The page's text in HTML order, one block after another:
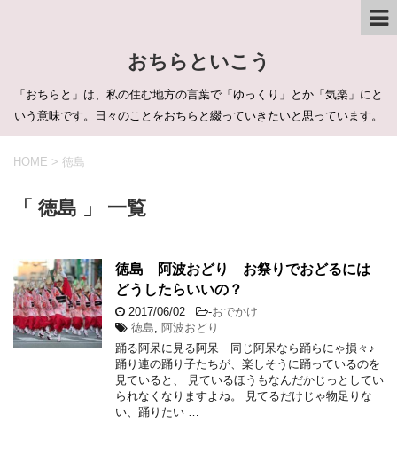
おちらといこう
「おちらと」は、私の住む地方の言葉で「ゆっくり」とか「気楽」にと
いう意味です。日々のことをおちらと綴っていきたいと思っています。
HOME > 徳島
「 徳島 」 一覧
徳島 阿波おどり お祭りでおどるには
どうしたらいいの？
2017/06/02 -おでかけ
徳島 阿波おどり
踊る阿呆に見る阿呆 同じ阿呆なら踊らにゃ損々♪
踊り連の踊り子たちが、楽しそうに踊っているのを
見ていると、 見ているほうもなんだかじっとしてい
られなくなりますよね。 見てるだけじゃ物足りな
い、踊りたい …